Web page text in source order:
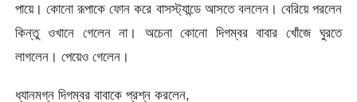
পায়ে। কোনো রূপাকে ফোন করে বাসস্ট্যান্ডে আসতে বললেন। বেরিয়ে পরলেন
কিন্তু ওখানে গেলেন না। অচেনা কোনো দিগম্বর বাবার খোঁজে ঘুরতে
লাগলেন। পেয়েও গেলেন।
ধ্যানমগ্ন দিগম্বর বাবাকে প্রশ্ন করলেন,